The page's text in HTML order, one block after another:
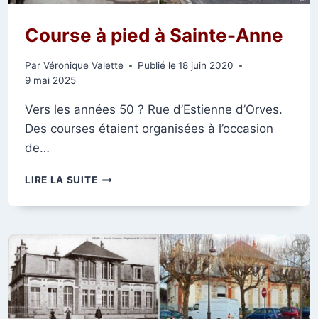
Course à pied à Sainte-Anne
Par Véronique Valette Publié le 18 juin 2020
9 mai 2025
Vers les années 50 ? Rue d’Estienne d’Orves.
Des courses étaient organisées à l’occasion
de…
LIRE LA SUITECOURSE
PIED
SAINTE-
ANNE